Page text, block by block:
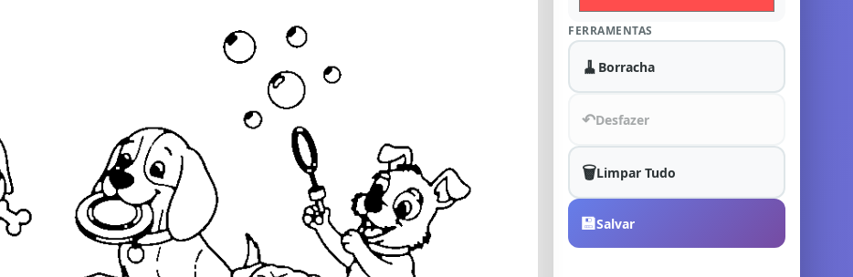
FERRAMENTAS
🧹 Borracha
↶Desfazer
🗑️Limpar Tudo
💾Salvar